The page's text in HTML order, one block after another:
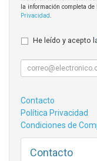
la información completa de
Privacidad
He leído y acepto
Contacto
Política Privacidad
Condiciones de
Contacto